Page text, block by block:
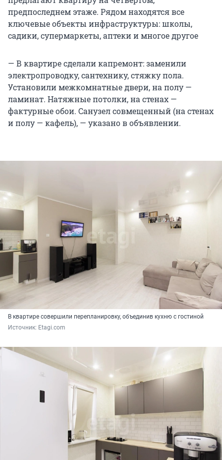
предпоследнем этаже. Рядом находятся все
ключевые объекты инфраструктуры: школы,
садики, супермаркеты, аптеки и многое другое
— В квартире сделали капремонт: заменили
электропроводку, сантехнику, стяжку пола.
Установили межкомнатные двери, на полу —
ламинат. Натяжные потолки, на стенах —
фактурные обои. Санузел совмещенный (на стенах
и полу — кафель), — указано в объявлении.
В квартире совершили перепланировку, объединив кухню с гостиной
Источник: Etagi.com